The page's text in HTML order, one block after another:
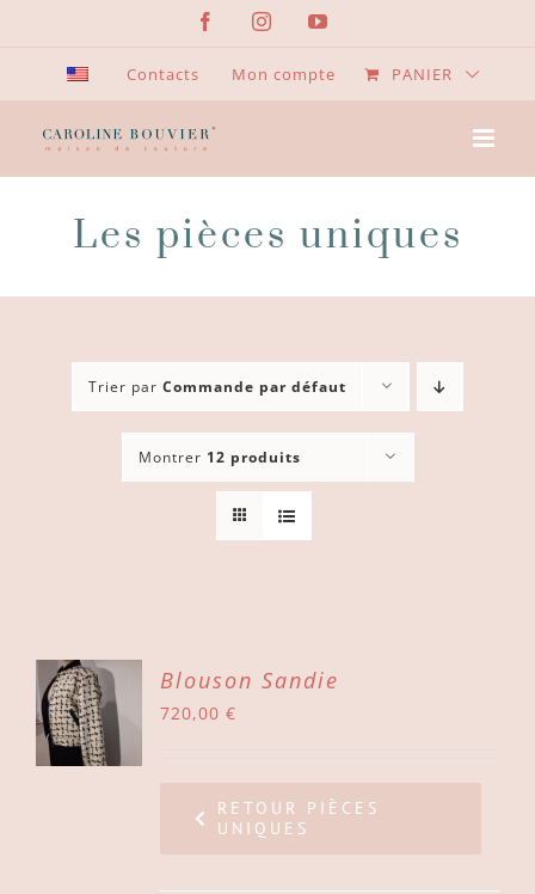
contenu
FacebookInstagramYouTube
Contacts Mon compte PANIER
Les pièces uniques
Trier par Commande par défaut
Montrer 12 produits
Blouson Sandie
720,00€
RETOUR PIÈCES
UNIQUES